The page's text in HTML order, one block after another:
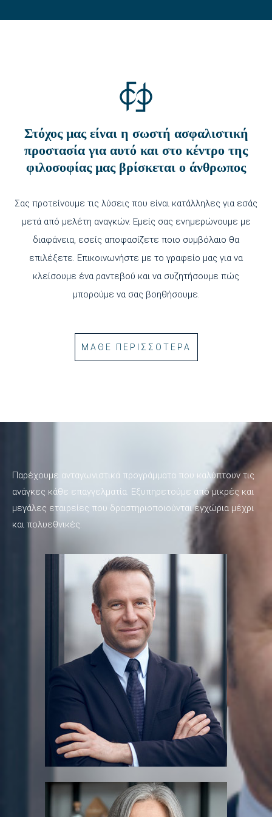
Στόχος μας είναι η σωστή ασφαλιστική
προστασία για αυτό και στο κέντρο της
φιλοσοφίας μας βρίσκεται ο άνθρωπος
Σας προτείνουμε τις λύσεις που είναι κατάλληλες για εσάς
μετά από μελέτη αναγκών. Εμείς σας ενημερώνουμε με
διαφάνεια, εσείς αποφασίζετε ποιο συμβόλαιο θα
επιλέξετε. Επικοινωνήστε με το γραφείο μας για να
κλείσουμε ένα ραντεβού και να συζητήσουμε πώς
μπορούμε να σας βοηθήσουμε.
ΜΑΘΕ ΠΕΡΙΣΣΟΤΕΡΑ
Παρέχουμε ανταγωνιστικά προγράμματα που καλύπτουν τις
ανάγκες κάθε επαγγελματία. Εξυπηρετούμε από μικρές και
μεγάλες εταιρείες που δραστηριοποιούνται εγχώρια μέχρι
και πολυεθνικές.